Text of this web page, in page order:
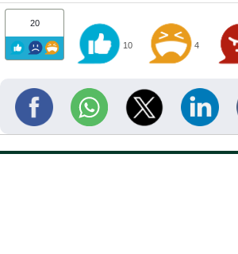
20
10 4